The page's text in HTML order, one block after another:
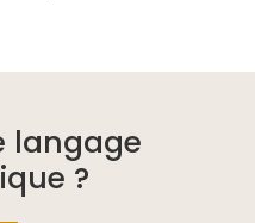
langage
?